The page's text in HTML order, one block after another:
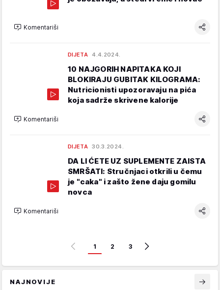
Komentariši
DIJETA 4.4.2024.
10 NAJGORIH NAPITAKA KOJI
BLOKIRAJU GUBITAK KILOGRAMA:
Nutricionisti upozoravaju na pića
koja sadrže skrivene kalorije
Komentariši
DIJETA 30.3.2024.
DA LI ĆETE UZ SUPLEMENTE ZAISTA
SMRŠATI: Stručnjaci otkrili u čemu
je "caka" i zašto žene daju gomilu
novca
Komentariši
1 2 3
NAJNOVIJE